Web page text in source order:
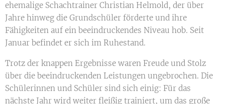
ehemalige Schachtrainer Christian Helmold, der über
Jahre hinweg die Grundschüler förderte und ihre
Fähigkeiten auf ein beeindruckendes Niveau hob. Seit
Januar befindet er sich im Ruhestand.
Trotz der knappen Ergebnisse waren Freude und Stolz
über die beeindruckenden Leistungen ungebrochen. Die
Schülerinnen und Schüler sind sich einig: Für das
nächste Jahr wird weiter fleißig trainiert, um das große